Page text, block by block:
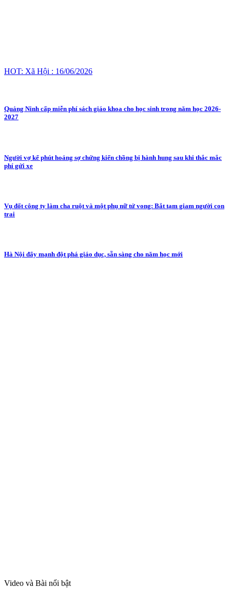
HOT: Xã Hội : 16/06/2026
Quảng Ninh cấp miễn phí sách giáo khoa cho học sinh trong năm học 2026-
2027
Người vợ kể phút hoảng sợ chứng kiến chồng bị hành hung sau khi thắc mắc
phí gửi xe
Vụ đốt công ty làm cha ruột và một phụ nữ tử vong: Bắt tạm giam người con
trai
Hà Nội đẩy mạnh đột phá giáo dục, sẵn sàng cho năm học mới
Video và Bài nổi bật